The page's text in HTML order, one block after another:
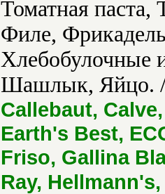
Томатная
Филе,
Хлебобулочные
Шашлык, Яйцо.
Callebaut,
Earth's Best,
Friso, Gallina
Ray,